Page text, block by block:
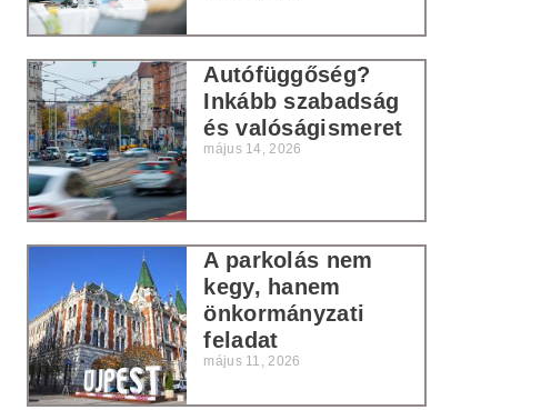
Autófüggőség?
Inkább szabadság
és valóságismeret
május 14, 2026
A parkolás nem
kegy, hanem
önkormányzati
feladat
május 11, 2026